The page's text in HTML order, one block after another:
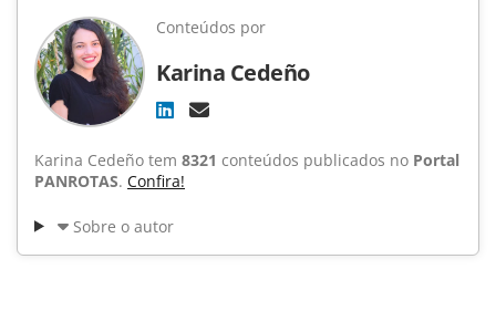
Conteúdos por
Karina Cedeño
Karina Cedeño tem 8321 conteúdos publicados no Portal
PANROTAS. Confira!
Sobre o autor